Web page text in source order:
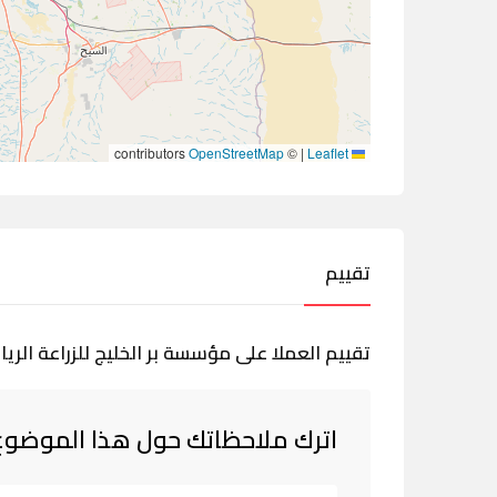
|
©
OpenStreetMap
تقييم
تقييم العملا على مؤسسة بر الخليج للزراعة
اترك ملاحظاتك حول هذا